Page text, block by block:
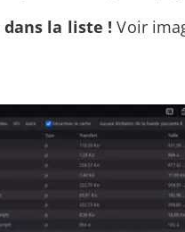
la liste ! Voir